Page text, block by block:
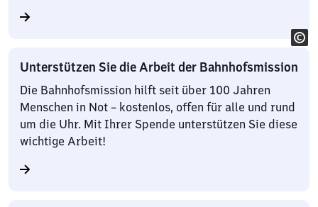
Unterstützen Sie die Arbeit der Bahnhofsmission
Die Bahnhofsmission hilft seit über 100 Jahren
Menschen in Not – kostenlos, offen für alle und rund
um die Uhr. Mit Ihrer Spende unterstützen Sie diese
wichtige Arbeit!